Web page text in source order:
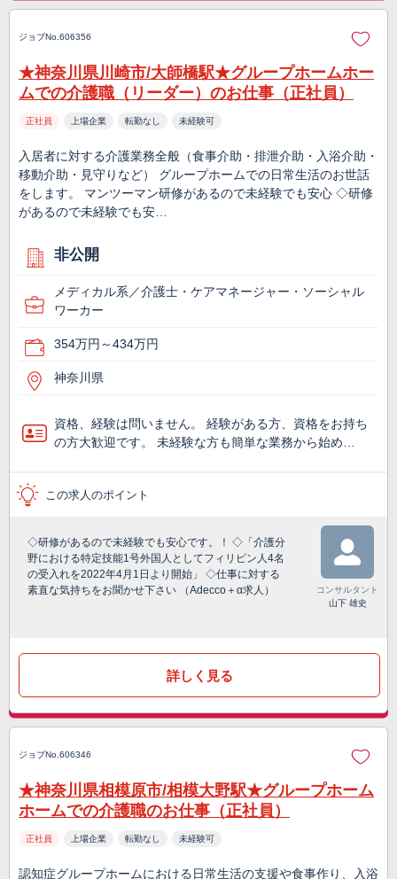
ジョブNo.606356
★神奈川県川崎市/大師橋駅★グループホームホー
ムでの介護職（リーダー）のお仕事（正社員）
正社員 上場企業 転勤なし 未経験可
入居者に対する介護業務全般（食事介助・排泄介助・入浴介助・
移動介助・見守りなど） グループホームでの日常生活のお世話
をします。 マンツーマン研修があるので未経験でも安心 ◇研修
があるので未経験でも安…
非公開
メディカル系／介護士・ケアマネージャー・ソーシャル
ワーカー
354万円～434万円
神奈川県
資格、経験は問いません。 経験がある方、資格をお持ち
の方大歓迎です。 未経験な方も簡単な業務から始め…
この求人のポイント
◇研修があるので未経験でも安心です。！ ◇「介護分
野における特定技能1号外国人としてフィリピン人4名
の受入れを2022年4月1日より開始」 ◇仕事に対する
素直な気持ちをお聞かせ下さい （Adecco＋α求人）
コンサルタント
山下 雄史
詳しく見る
ジョブNo.606346
★神奈川県相模原市/相模大野駅★グループホーム
ホームでの介護職のお仕事（正社員）
正社員 上場企業 転勤なし 未経験可
認知症グループホームにおける日常生活の支援や食事作り、入浴